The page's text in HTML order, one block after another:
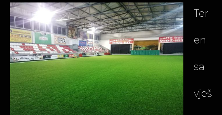
Ter
en
sa
vješ